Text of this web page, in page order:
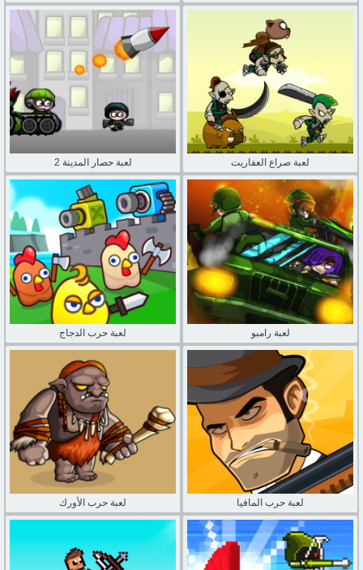
لعبة حصار المدينة 2 لعبة صراع العفاريت
لعبة حرب الدجاج لعبة رامبو
لعبة حرب الأورك لعبة حرب المافيا